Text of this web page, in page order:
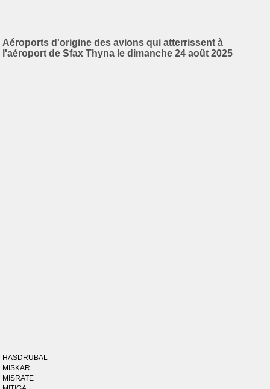
Aéroports d'origine des avions qui atterrissent à
l'aéroport de Sfax Thyna le dimanche 24 août 2025
HASDRUBAL
MISKAR
MISRATE